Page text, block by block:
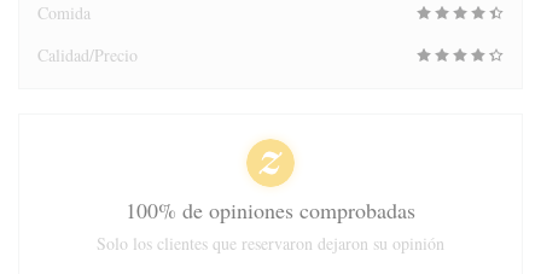
Comida
Calidad/Precio
100% de opiniones comprobadas
Solo los clientes que reservaron dejaron su opinión